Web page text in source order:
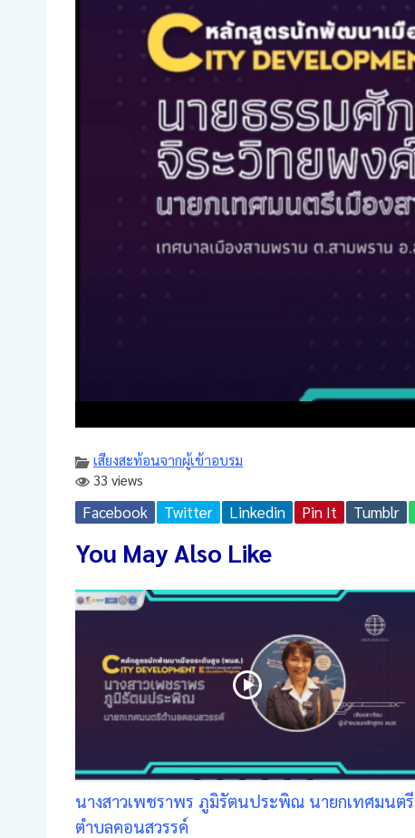
เสียงสะท้อนจากผู้เข้าอบรม
33 views
Facebook Twitter Linkedin Pin It Tumblr
You May Also Like
นางสาวเพชราพร ภูมิรัตนประพิณ นายกเทศมนตรี
ตำบลคอนสวรรค์